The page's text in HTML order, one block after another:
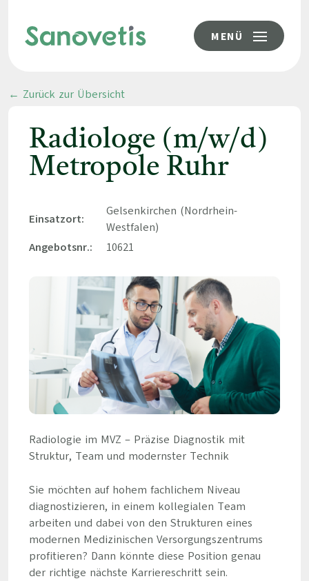
MENÜ
← Zurück zur Übersicht
Radiologe (m/w/d)
Metropole Ruhr
Einsatzort:
Gelsenkirchen (Nordrhein-
Westfalen)
Angebotsnr.:
10621
Radiologie im MVZ – Präzise Diagnostik mit
Struktur, Team und modernster Technik
Sie möchten auf hohem fachlichem Niveau
diagnostizieren, in einem kollegialen Team
arbeiten und dabei von den Strukturen eines
modernen Medizinischen Versorgungszentrums
profitieren? Dann könnte diese Position genau
der richtige nächste Karriereschritt sein.